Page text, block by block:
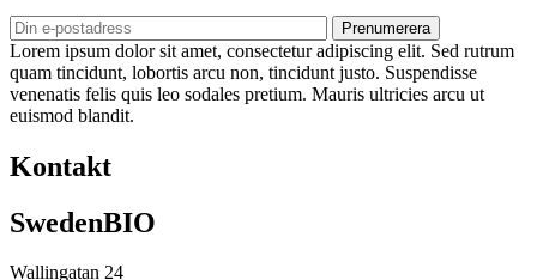
Prenumerera
Lorem ipsum dolor sit amet, consectetur adipiscing elit. Sed rutrum
quam tincidunt, lobortis arcu non, tincidunt justo. Suspendisse
venenatis felis quis leo sodales pretium. Mauris ultricies arcu ut
euismod blandit.
Kontakt
SwedenBIO
Wallingatan 24